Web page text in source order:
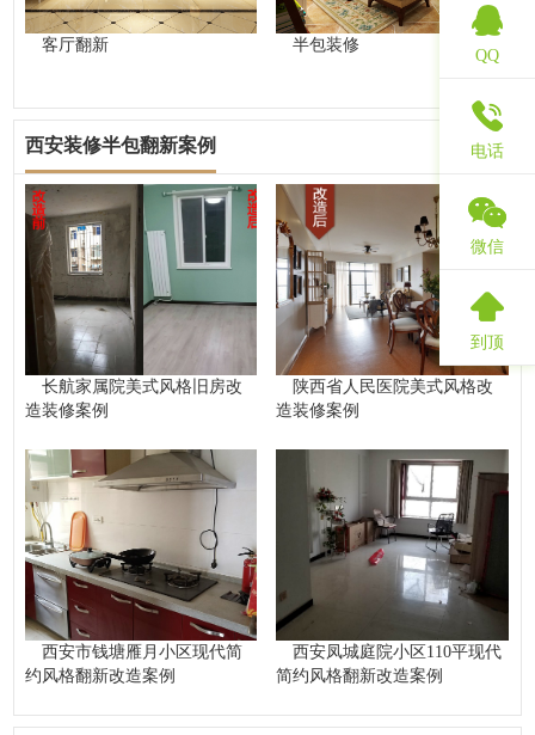
客厅翻新 半包装修
西安装修半包翻新案例 查看更多
长航家属院美式风格旧房改
造装修案例
陕西省人民医院美式风格改
造装修案例
西安市钱塘雁月小区现代简
约风格翻新改造案例
西安凤城庭院小区110平现代
简约风格翻新改造案例
QQ
电话
微信
到顶